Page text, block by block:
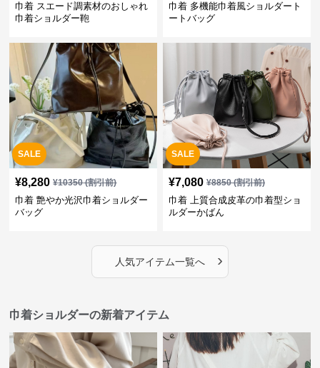
巾着 スエード調素材のおしゃれ
巾着ショルダー鞄
巾着 多機能巾着風ショルダート
ートバッグ
SALE
¥8,280 ¥10350(割引前)
巾着 艶やか光沢巾着ショルダー
バッグ
SALE
¥7,080 ¥8850(割引前)
巾着 上質合成皮革の巾着型ショ
ルダーかばん
人気アイテム一覧へ ›
巾着ショルダーの新着アイテム